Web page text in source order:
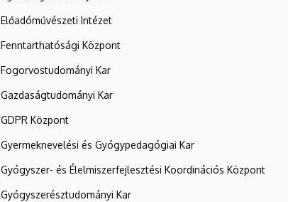
Előadóművészeti Intézet
Fenntarthatósági Központ
Fogorvostudományi Kar
Gazdaságtudományi Kar
GDPR Központ
Gyermeknevelési és Gyógypedagógiai Kar
Gyógyszer- és Élelmiszerfejlesztési Koordinációs Központ
Gyógyszerésztudományi Kar